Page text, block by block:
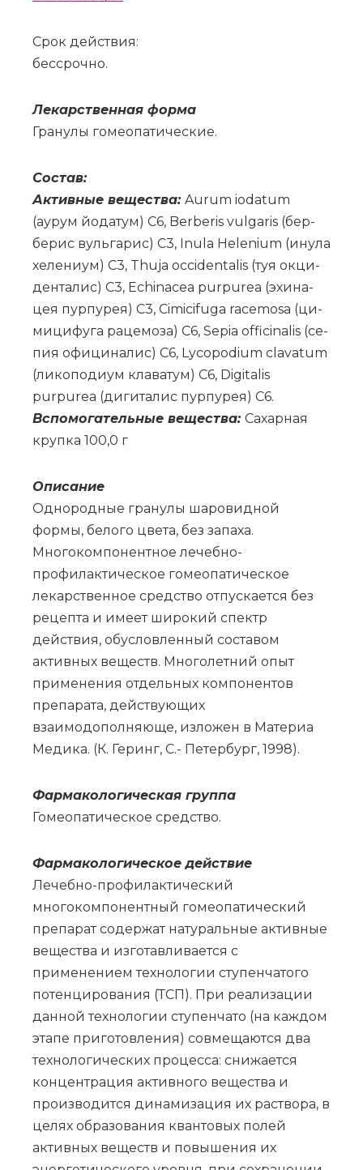
Срок действия:
бессрочно.
Ле­кар­ствен­ная фор­ма
Гра­ну­лы го­мео­па­ти­че­ские.
Со­став:
Ак­тив­ные ве­ще­ства: Aurum iodatum
(аурум йо­да­тум) C6, Berberis vulgaris (бер­
бе­рис вуль­га­рис) C3, Inula Helenium (ину­ла
хе­ле­ни­ум) C3, Thuja occidentalis (туя ок­ци­
ден­та­лис) C3, Echinacea purpurea (эхи­на­
цея пур­пу­рея) C3, Cimicifuga racemosa (ци­
ми­ци­фу­га ра­це­мо­за) C6, Sepia officinalis (се­
пия офи­ци­на­лис) C6, Lycopodium clavatum
(ли­ко­по­ди­ум кла­ва­тум) C6, Digitalis
purpurea (ди­ги­та­лис пур­пу­рея) C6.
Вс­по­мо­га­тель­ные ве­ще­ства: Са­хар­ная
круп­ка 100,0 г
Опи­са­ние
Однородные гранулы шаровидной
формы, белого цвета, без запаха.
Многокомпонентное лечебно-
профилактическое гомеопатическое
лекарственное средство отпускается без
рецепта и имеет широкий спектр
действия, обусловленный составом
активных веществ. Многолетний опыт
применения отдельных компонентов
препарата, действующих
взаимодополняюще, изложен в Материа
Медика. (К. Геринг, С.- Петербург, 1998).
Фар­ма­ко­ло­ги­че­ская груп­па
Го­мео­па­ти­че­ское сред­ство.
Фармакологическое действие
Лечебно-профилактический
многокомпонентный гомеопатический
препарат содержат натуральные активные
вещества и изготавливается с
применением технологии ступенчатого
потенцирования (ТСП). При реализации
данной технологии ступенчато (на каждом
этапе приготовления) совмещаются два
технологических процесса: снижается
концентрация активного вещества и
производится динамизация их раствора, в
целях образования квантовых полей
активных веществ и повышения их